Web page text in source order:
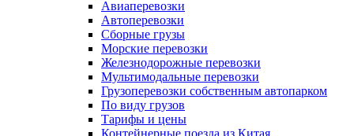
Авиаперевозки
Автоперевозки
Сборные грузы
Морские перевозки
Железнодорожные перевозки
Мультимодальные перевозки
Грузоперевозки собственным автопарком
По виду грузов
Тарифы и цены
Контейнерные поезда из Китая